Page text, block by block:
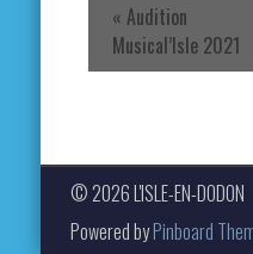
« Audition
Musical’Isle 2021
© 2026 L'ISLE-EN-DODON
Powered byPinboard